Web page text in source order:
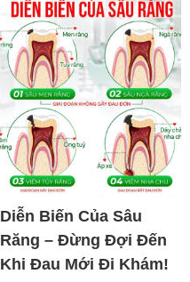
Diễn Biến Của Sâu
Răng – Đừng Đợi Đến
Khi Đau Mới Đi Khám!